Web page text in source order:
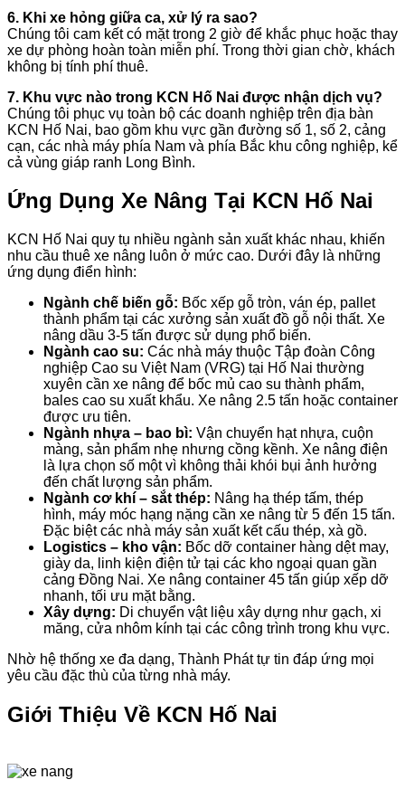
6. Khi xe hỏng giữa ca, xử lý ra sao?
Chúng tôi cam kết có mặt trong 2 giờ để khắc phục hoặc thay
xe dự phòng hoàn toàn miễn phí. Trong thời gian chờ, khách
không bị tính phí thuê.
7. Khu vực nào trong KCN Hố Nai được nhận dịch vụ?
Chúng tôi phục vụ toàn bộ các doanh nghiệp trên địa bàn
KCN Hố Nai, bao gồm khu vực gần đường số 1, số 2, cảng
cạn, các nhà máy phía Nam và phía Bắc khu công nghiệp, kể
cả vùng giáp ranh Long Bình.
Ứng Dụng Xe Nâng Tại KCN Hố Nai
KCN Hố Nai quy tụ nhiều ngành sản xuất khác nhau, khiến
nhu cầu thuê xe nâng luôn ở mức cao. Dưới đây là những
ứng dụng điển hình:
Ngành chế biến gỗ: Bốc xếp gỗ tròn, ván ép, pallet
thành phẩm tại các xưởng sản xuất đồ gỗ nội thất. Xe
nâng dầu 3-5 tấn được sử dụng phổ biến.
Ngành cao su: Các nhà máy thuộc Tập đoàn Công
nghiệp Cao su Việt Nam (VRG) tại Hố Nai thường
xuyên cần xe nâng để bốc mủ cao su thành phẩm,
bales cao su xuất khẩu. Xe nâng 2.5 tấn hoặc container
được ưu tiên.
Ngành nhựa – bao bì: Vận chuyển hạt nhựa, cuộn
màng, sản phẩm nhẹ nhưng cồng kềnh. Xe nâng điện
là lựa chọn số một vì không thải khói bụi ảnh hưởng
đến chất lượng sản phẩm.
Ngành cơ khí – sắt thép: Nâng hạ thép tấm, thép
hình, máy móc hạng nặng cần xe nâng từ 5 đến 15 tấn.
Đặc biệt các nhà máy sản xuất kết cấu thép, xà gồ.
Logistics – kho vận: Bốc dỡ container hàng dệt may,
giày da, linh kiện điện tử tại các kho ngoại quan gần
cảng Đồng Nai. Xe nâng container 45 tấn giúp xếp dỡ
nhanh, tối ưu mặt bằng.
Xây dựng: Di chuyển vật liệu xây dựng như gạch, xi
măng, cửa nhôm kính tại các công trình trong khu vực.
Nhờ hệ thống xe đa dạng, Thành Phát tự tin đáp ứng mọi
yêu cầu đặc thù của từng nhà máy.
Giới Thiệu Về KCN Hố Nai